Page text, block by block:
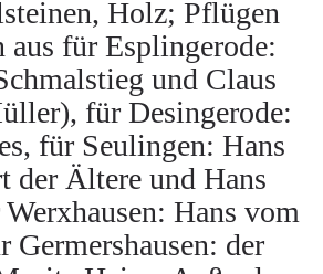
Holz; Pflügen
aus für Esplingerode:
und Claus
für Desingerode:
für Seulingen: Hans
der Ältere und Hans
Hans vom
Germershausen: der